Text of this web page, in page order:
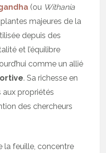
(ou Withania
majeures de la
depuis des
et l’équilibre
comme un allié
. Sa richesse en
aux propriétés
des chercheurs
la feuille, concentre